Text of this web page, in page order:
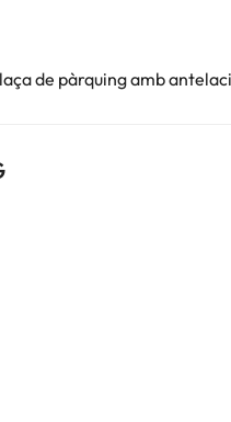
de pàrquing amb